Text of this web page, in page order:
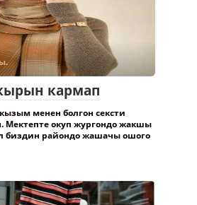
кармап
менен болгон сексти
Мектепте окуп жургондо жакшы
биздин райондо жашачы ошого